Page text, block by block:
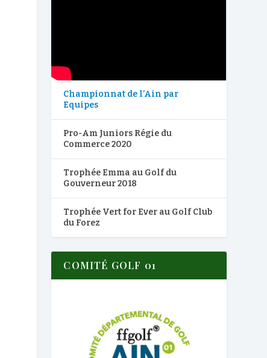
Championnat de l’Ain par
Equipes
Pro-Am Juniors Régie du
Commerce 2020
Trophée Emma au Golf du
Gouverneur 2018
Trophée Vert for Ever au Golf Club
du Forez
COMITÉ GOLF 01